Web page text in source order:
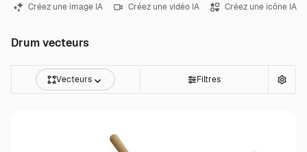
Créez une image IA Créez une vidéo IA Créez une icône IA
Drum vecteurs
Vecteurs Filtres